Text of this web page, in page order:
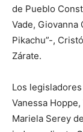
de Pueblo
Vade, Giovanna
Pikachu”-,
Zárate.
Los
Vanessa
Mariela Serey